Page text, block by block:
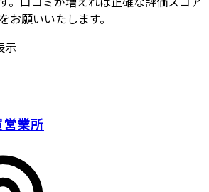
お願いいたします。
示
業所